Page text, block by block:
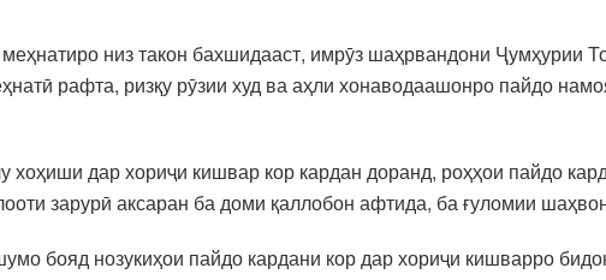
низ такон бахшидааст, имрӯз шаҳрвандони Ҷумҳурии
рафта, ризқу рӯзии худ ва аҳли хонаводаашонро пайдо
дар хориҷи кишвар кор кардан доранд, роҳҳои пайдо
зарурӣ аксаран ба доми қаллобон афтида, ба ғуломии
бояд нозукиҳои пайдо кардани кор дар хориҷи кишварро